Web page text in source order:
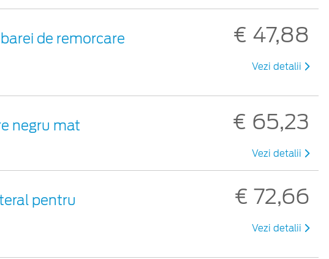
de remorcare
€ 47,88
Vezi detalii
negru mat € 65,23
Vezi detalii
pentru
€ 72,66
Vezi detalii